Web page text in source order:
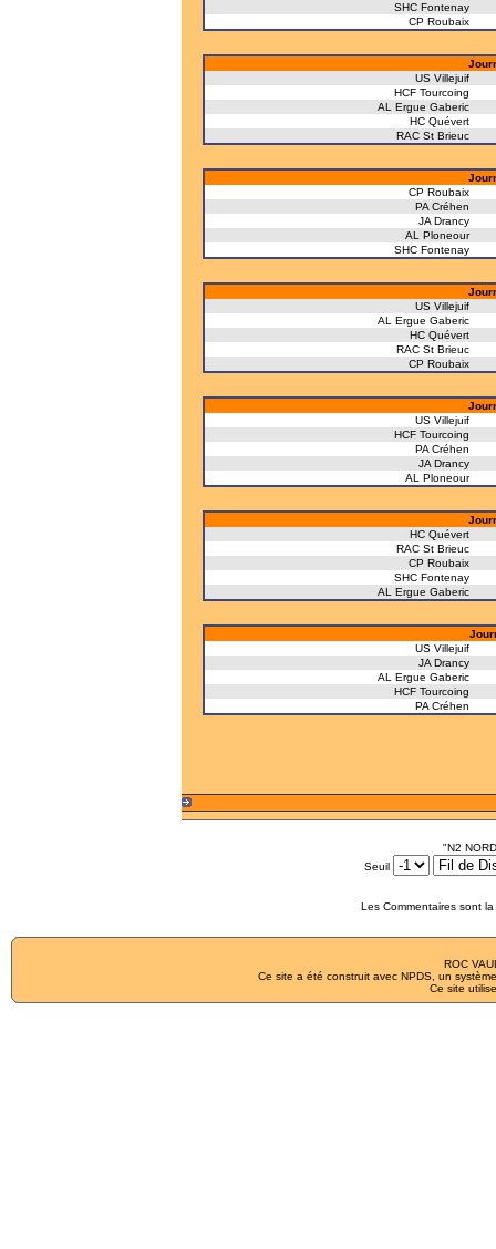
SHC Fontenay
CP Roubaix
US Villejuif
HCF Tourcoing
AL Ergue Gaberic
HC Quévert
RAC St Brieuc
CP Roubaix
PA Créhen
JA Drancy
AL Ploneour
SHC Fontenay
US Villejuif
AL Ergue Gaberic
HC Quévert
RAC St Brieuc
CP Roubaix
US Villejuif
HCF Tourcoing
PA Créhen
JA Drancy
AL Ploneour
HC Quévert
RAC St Brieuc
CP Roubaix
SHC Fontenay
AL Ergue Gaberic
US Villejuif
JA Drancy
AL Ergue Gaberic
HCF Tourcoing
PA Créhen
"N2
Seuil
Les Commentaires sont
ROC
Ce site a été construit avec NPDS , un
Ce site